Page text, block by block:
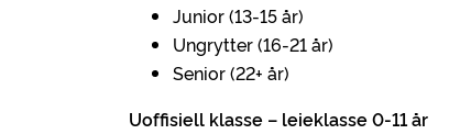
Junior (13-15 år)
Ungrytter (16-21 år)
Senior (22+ år)
Uoffisiell klasse – leieklasse 0-11 år